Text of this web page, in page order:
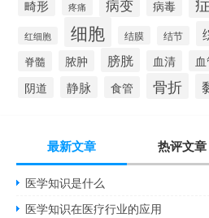
畸形 疼痛 病变 病毒
红细胞 细胞 结膜 结节
脊髓 脓肿 膀胱 血清
阴道 静脉 食管 骨折
最新文章 热评文章
医学知识是什么
医学知识在医疗行业的应用